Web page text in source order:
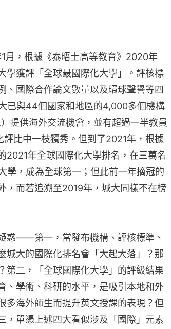
月，根據《泰晤士高等教育》2020年
學獲評「全球最國際化大學」。評核標
、國際合作論文數量以及環球聲譽等四
已與44個國家和地區的4,000多個機構
提供海外交流機會，並有超過一半教員
評比中一枝獨秀。但到了2021年，根據
2021年全球國際化大學排名，在三萬名
學，成為全球第一；但此前一年摘冠的
，而若追溯至2019年，城大同樣不在榜
惑——第一，當發布機構、評核標準、
城大的國際化排名會「大起大落」？那
第二，「全球國際化大學」的評級結果
、學術、科研的水平，是吸引本地和外
多海外師生而提升英文授課的表現？但
，單憑上述四大看似涉及「國際」元素